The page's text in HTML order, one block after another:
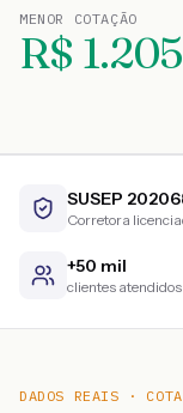
MENOR COTAÇÃO
R$ 1.205
SUSEP
Corretora
+50 mil
clientes atendidos
DADOS REAIS ·